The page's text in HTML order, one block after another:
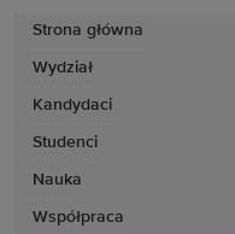
Strona główna
Wydział
Kandydaci
Studenci
Nauka
Współpraca